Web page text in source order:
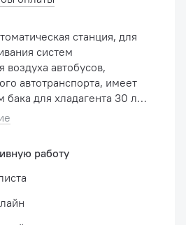
станция, для
систем
воздуха автобусов,
автотранспорта, имеет
для хладагента 30 л.
станции ODA 360 B
и регенера...
работу